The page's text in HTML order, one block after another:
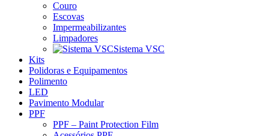
Couro
Escovas
Impermeabilizantes
Limpadores
Sistema VSC
Kits
Polidoras e Equipamentos
Polimento
LED
Pavimento Modular
PPF
PPF – Paint Protection Film